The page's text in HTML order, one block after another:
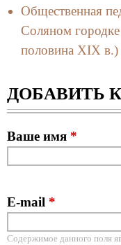
Общественная
Соляном
половина XIX в.)
ДОБАВИТЬ
Ваше имя *
E-mail *
Содержимое данного поля